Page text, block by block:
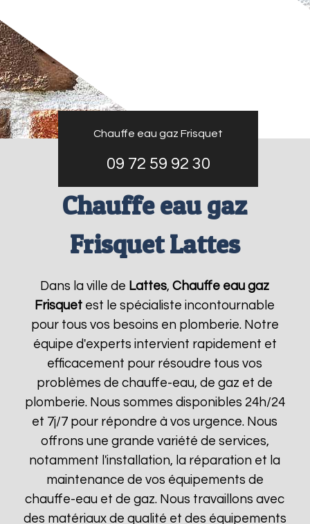
Chauffe eau gaz Frisquet
09 72 59 92 30
Chauffe eau gaz
Frisquet Lattes
Dans la ville de Lattes,Chauffe eau gaz
Frisquet est le spécialiste incontournable
pour tous vos besoins en plomberie. Notre
équipe d'experts intervient rapidement et
efficacement pour résoudre tous vos
problèmes de chauffe-eau, de gaz et de
plomberie. Nous sommes disponibles 24h/24
et 7j/7 pour répondre à vos urgence. Nous
offrons une grande variété de services,
notamment l'installation, la réparation et la
maintenance de vos équipements de
chauffe-eau et de gaz. Nous travaillons avec
des matériaux de qualité et des équipements